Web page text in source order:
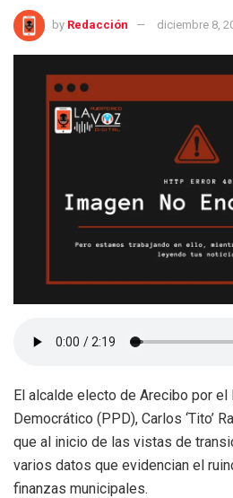
by Redacción diciembre 8,
El alcalde electo de Arecibo por el
Democrático (PPD), Carlos ‘Tito’
que al inicio de las vistas de
varios datos que evidencian el
finanzas municipales.